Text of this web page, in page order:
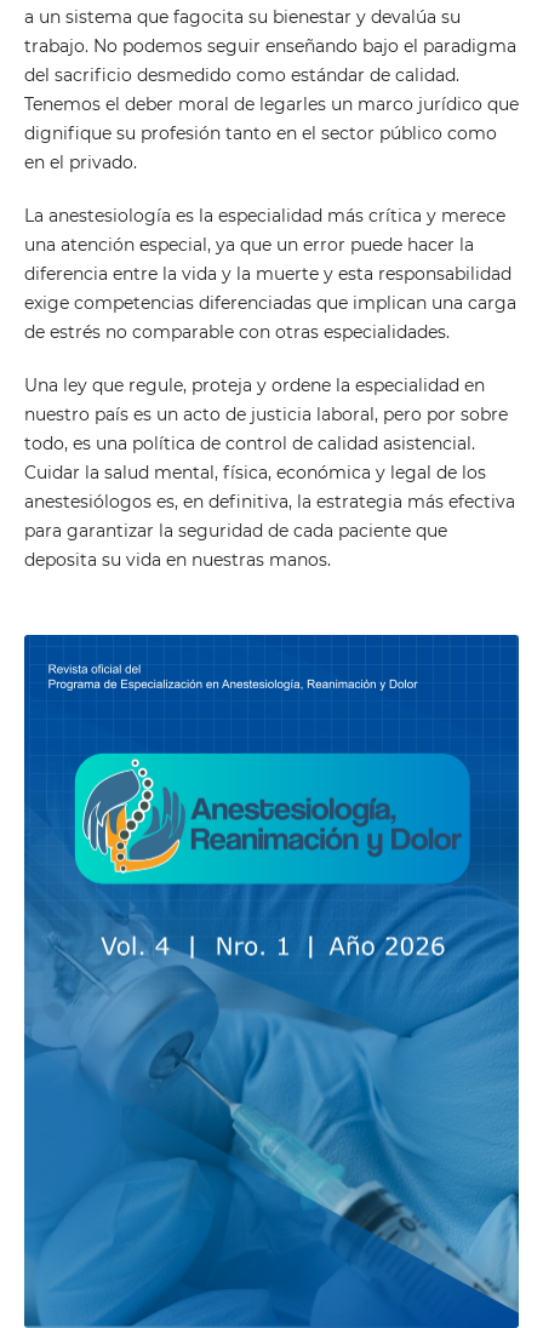
a un sistema que fagocita su bienestar y devalúa su
trabajo. No podemos seguir enseñando bajo el paradigma
del sacrificio desmedido como estándar de calidad.
Tenemos el deber moral de legarles un marco jurídico que
dignifique su profesión tanto en el sector público como
en el privado.
La anestesiología es la especialidad más crítica y merece
una atención especial, ya que un error puede hacer la
diferencia entre la vida y la muerte y esta responsabilidad
exige competencias diferenciadas que implican una carga
de estrés no comparable con otras especialidades.
Una ley que regule, proteja y ordene la especialidad en
nuestro país es un acto de justicia laboral, pero por sobre
todo, es una política de control de calidad asistencial.
Cuidar la salud mental, física, económica y legal de los
anestesiólogos es, en definitiva, la estrategia más efectiva
para garantizar la seguridad de cada paciente que
deposita su vida en nuestras manos.